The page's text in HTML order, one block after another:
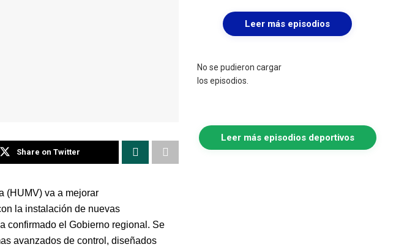
Share on Twitter
(HUMV) va a mejorar
la instalación de nuevas
confirmado el Gobierno regional. Se
avanzados de control, diseñados
Leer más episodios
No se pudieron cargar
los episodios.
Leer más episodios deportivos